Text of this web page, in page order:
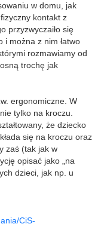
w domu, jak
kontakt z
przyzwyczaiło się
i można z nim łatwo
rozmawiamy od
trochę jak
ergonomiczne. W
tylko na kroczu.
że dziecko
się na kroczu oraz
zaś (tak jak w
opisać jako „na
dzieci, jak np. u
CiS-